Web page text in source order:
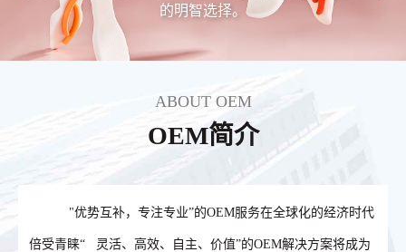
的明智选择。
ABOUT OEM
OEM简介
"优势互补，专注专业”的OEM服务在全球化的经济时代
倍受青睐“ 灵活、高效、自主、价值”的OEM解决方案将成为